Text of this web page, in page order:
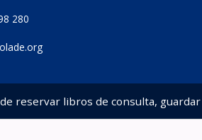
280
reservar libros de consulta,